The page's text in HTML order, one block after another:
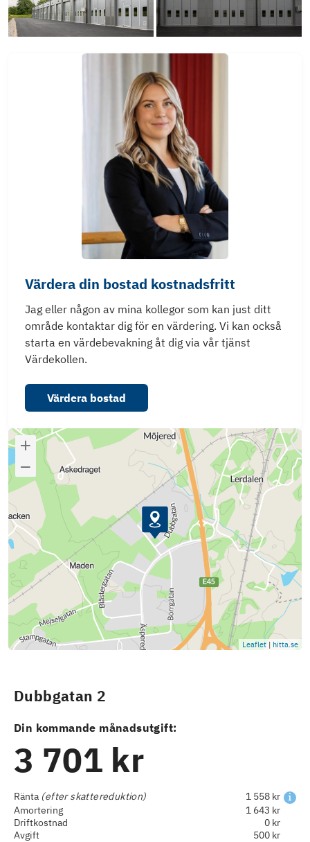
Värdera din bostad kostnadsfritt
Jag eller någon av mina kollegor som kan just ditt
område kontaktar dig för en värdering. Vi kan också
starta en värdebevakning åt dig via vår tjänst
Värdekollen.
Värdera bostad
Leaflet | hitta.se
Dubbgatan 2
Din kommande månadsutgift:
3 701 kr
Ränta (efter skattereduktion)
1 558 kr
Amortering
1 643 kr
Driftkostnad
0 kr
Avgift
500 kr